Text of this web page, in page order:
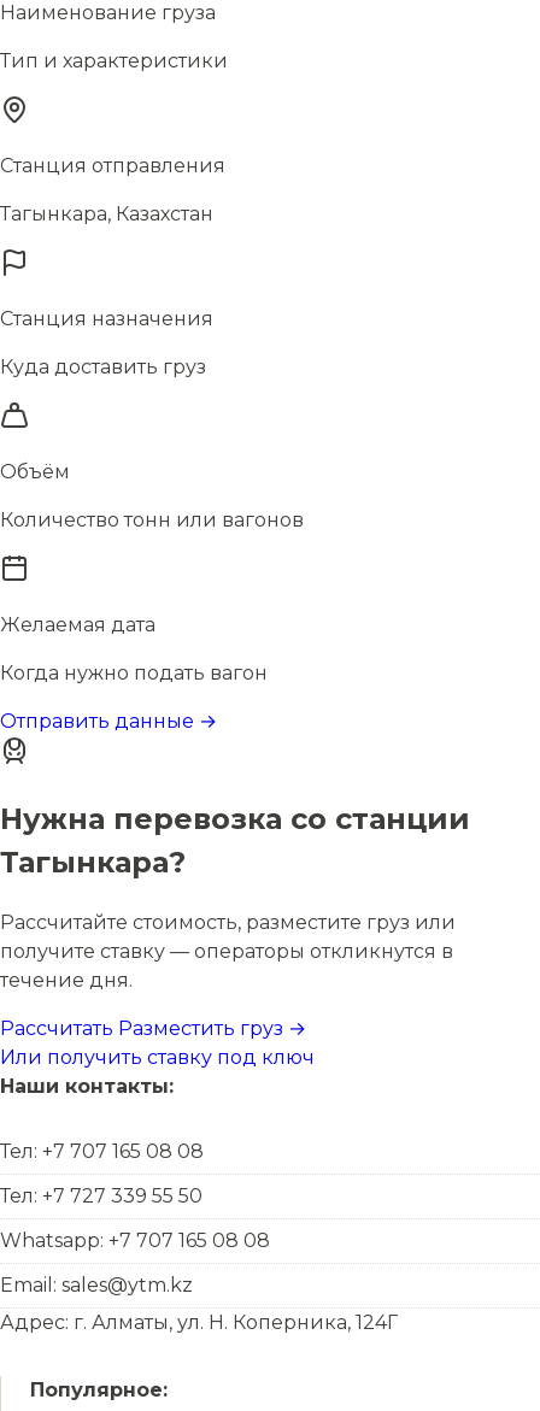
Наименование груза
Тип и характеристики
Станция отправления
Тагынкара, Казахстан
Станция назначения
Куда доставить груз
Объём
Количество тонн или вагонов
Желаемая дата
Когда нужно подать вагон
Отправить данные →
Нужна перевозка со станции
Тагынкара?
Рассчитайте стоимость, разместите груз или
получите ставку — операторы откликнутся в
течение дня.
Рассчитать Разместить груз →
Или получить ставку под ключ
Наши контакты:
Тел: +7 707 165 08 08
Тел: +7 727 339 55 50
Whatsapp: +7 707 165 08 08
Email: sales@ytm.kz
Адрес: г. Алматы, ул. Н. Коперника, 124Г
Популярное: